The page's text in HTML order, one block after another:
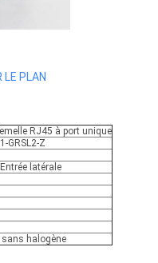
LE PLAN
RJ45 à port unique
GRSL2-Z
latérale
sans halogène